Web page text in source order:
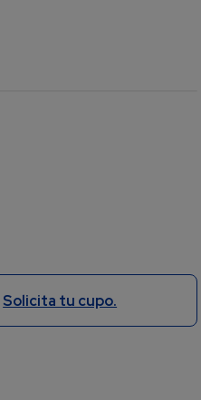
Solicita tu cupo.